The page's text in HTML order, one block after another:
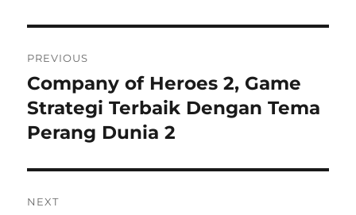
pos
PREVIOUS
Previous
post:
Company of Heroes 2, Game
Strategi Terbaik Dengan Tema
Perang Dunia 2
NEXT